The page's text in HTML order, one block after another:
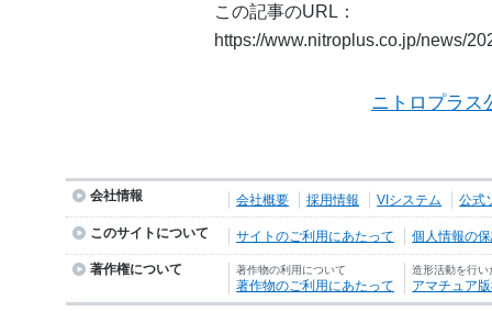
この記事のURL：
https://www.nitroplus.co.jp/news/
ニトロプラス
会社情報 会社概要 採用情報 VIシステム 公式
このサイトについて サイトのご利用にあたって 個人情報の
著作権について 著作物の利用について
著作物のご利用にあたって
造形活動を行い
アマチュア